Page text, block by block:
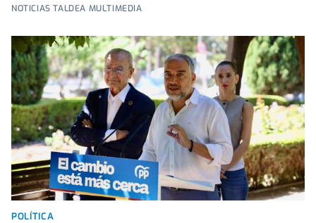
NOTICIAS TALDEA MULTIMEDIA
POLÍTICA